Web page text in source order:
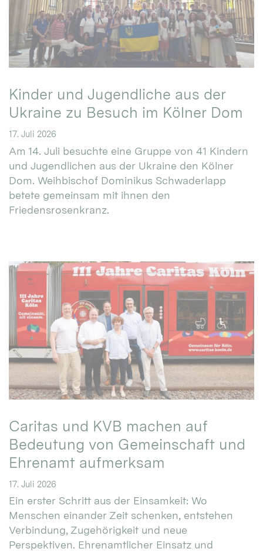
Kinder und Jugendliche aus der
Ukraine zu Besuch im Kölner Dom
17. Juli 2026
Am 14. Juli besuchte eine Gruppe von 41 Kindern
und Jugendlichen aus der Ukraine den Kölner
Dom. Weihbischof Dominikus Schwaderlapp
betete gemeinsam mit ihnen den
Friedensrosenkranz.
Caritas und KVB machen auf
Bedeutung von Gemeinschaft und
Ehrenamt aufmerksam
17. Juli 2026
Ein erster Schritt aus der Einsamkeit: Wo
Menschen einander Zeit schenken, entstehen
Verbindung, Zugehörigkeit und neue
Perspektiven. Ehrenamtlicher Einsatz und